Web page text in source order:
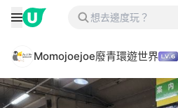
Momojoejoe廢青環遊世界